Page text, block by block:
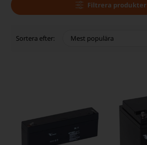
Filtrera produkter
Sortera efter: